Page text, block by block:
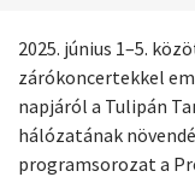
2025. június 1–5.
zárókoncertekkel
napjáról a Tulipán
hálózatának
programsorozat a